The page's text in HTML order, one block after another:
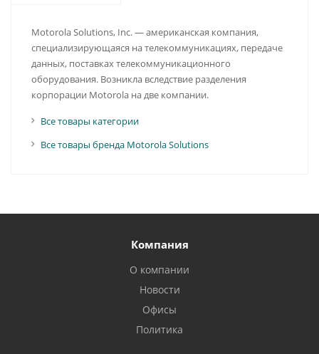
Motorola Solutions, Inc. — американская компания,
специализирующаяся на телекоммуникациях, передаче
данных, поставках телекоммуникационного
оборудования. Возникла вследствие разделения
корпорации Motorola на две компании.
Все товары категории
Все товары бренда Motorola Solutions
Компания
О компании
Новости
Офисы
Политика